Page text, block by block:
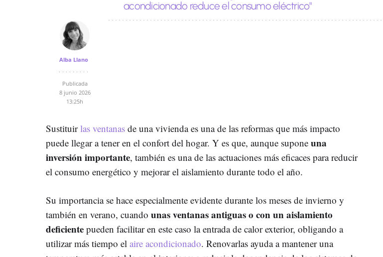
acondicionado reduce el consumo eléctrico"
Alba Llano
Publicada
8 junio 2026
13:25h
Sustituirlas ventanas de una vivienda es una de las reformas que más impacto
puede llegar a tener en el confort del hogar. Y es que, aunque supone una
inversión importante, también es una de las actuaciones más eficaces para reducir
el consumo energético y mejorar el aislamiento durante todo el año.
Su importancia se hace especialmente evidente durante los meses de invierno y
también en verano, cuando unas ventanas antiguas o con un aislamiento
deficiente pueden facilitar en este caso la entrada de calor exterior, obligando a
utilizar más tiempo el aire acondicionado. Renovarlas ayuda a mantener una